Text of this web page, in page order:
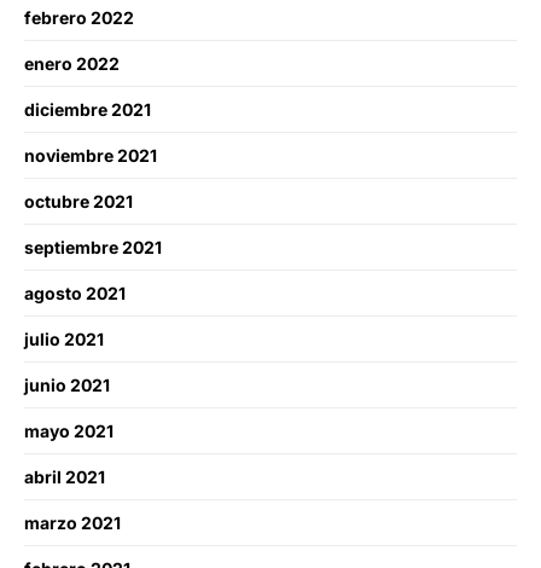
febrero 2022
enero 2022
diciembre 2021
noviembre 2021
octubre 2021
septiembre 2021
agosto 2021
julio 2021
junio 2021
mayo 2021
abril 2021
marzo 2021